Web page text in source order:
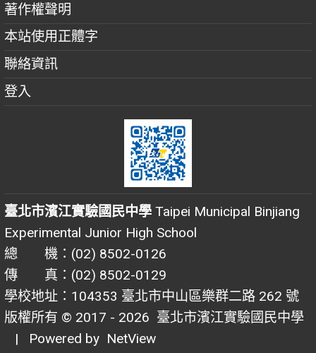
著作權聲明
本站使用正體字
聯絡資訊
登入
臺北市濱江實驗國民中學 Taipei Municipal Binjiang
Experimental Junior High School
總 機：(02) 8502-0126
傳 真：(02) 8502-0129
學校地址：104353 臺北市中山區樂群二路 262 號
版權所有 © 2017 - 2026 臺北市濱江實驗國民中學
| Powered by NetView